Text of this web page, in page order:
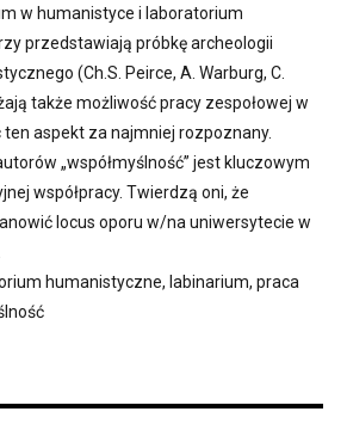
w humanistyce i laboratorium
przedstawiają próbkę archeologii
(Ch.S. Peirce, A. Warburg, C.
także możliwość pracy zespołowej w
aspekt za najmniej rozpoznany.
„współmyślność” jest kluczowym
współpracy. Twierdzą oni, że
locus oporu w/na uniwersytecie w
humanistyczne, labinarium, praca